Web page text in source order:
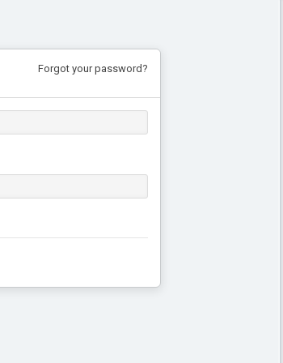
Forgot your password?